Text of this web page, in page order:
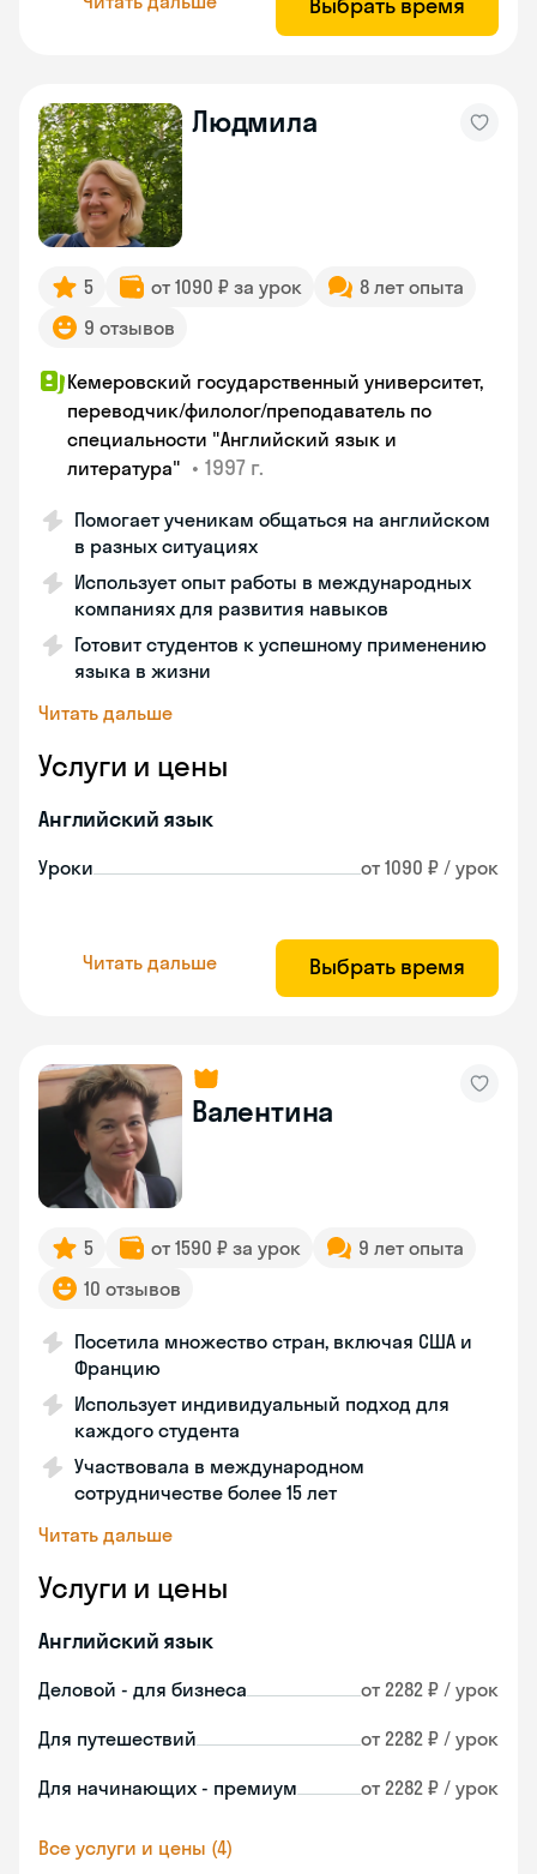
Людмила
5 от 1090 ₽ за урок
8 лет опыта
9 отзывов
Кемеровский государственный университет,
переводчик/филолог/преподаватель по
специальности "Английский язык и
литература" • 1997 г.
Помогает ученикам общаться на английском
в разных ситуациях
Использует опыт работы в международных
компаниях для развития навыков
Готовит студентов к успешному применению
языка в жизни
Читать дальше
Услуги и цены
Английский язык
Уроки от 1090 ₽ / урок
Читать дальше Выбрать время
Валентина
5 от 1590 ₽ за урок
9 лет опыта
10 отзывов
Посетила множество стран, включая США и
Францию
Использует индивидуальный подход для
каждого студента
Участвовала в международном
сотрудничестве более 15 лет
Читать дальше
Услуги и цены
Английский язык
Деловой - для бизнеса от 2282 ₽ / урок
Для путешествий от 2282 ₽ / урок
Для начинающих - премиум от 2282 ₽ / урок
Все услуги и цены (4)